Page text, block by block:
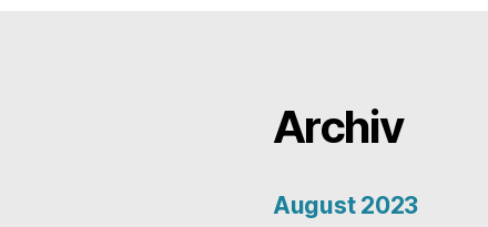
Archiv
August 2023